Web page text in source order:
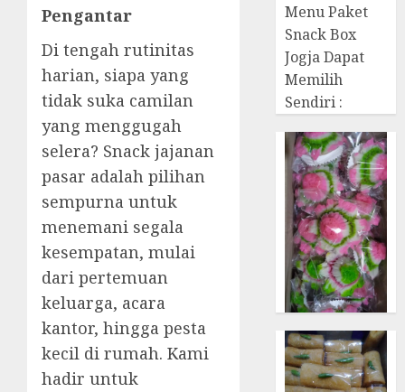
Pengantar
Di tengah rutinitas
harian, siapa yang
tidak suka camilan
yang menggugah
selera? Snack jajanan
pasar adalah pilihan
sempurna untuk
menemani segala
kesempatan, mulai
dari pertemuan
keluarga, acara
kantor, hingga pesta
kecil di rumah. Kami
hadir untuk
Menu Paket
Snack Box
Jogja Dapat
Memilih
Sendiri :